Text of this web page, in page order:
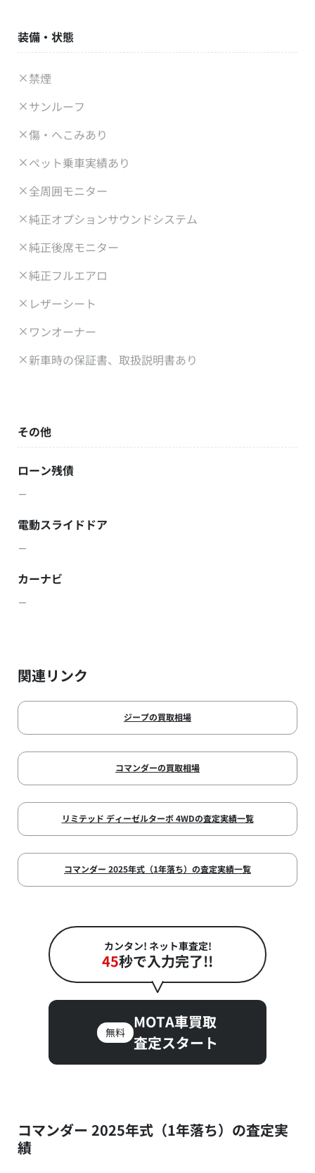
装備・状態
禁煙
サンルーフ
傷・へこみあり
ペット乗車実績あり
全周囲モニター
純正オプションサウンドシステム
純正後席モニター
純正フルエアロ
レザーシート
ワンオーナー
新車時の保証書、取扱説明書あり
その他
ローン残債
－
電動スライドドア
－
カーナビ
－
関連リンク
ジープの買取相場
コマンダーの買取相場
リミテッド ディーゼルターボ 4WDの査定実績一覧
コマンダー 2025年式（1年落ち）の査定実績一覧
カンタン! ネット車査定!
45秒で入力完了!!
無料
MOTA車買取
査定スタート
コマンダー 2025年式（1年落ち）の査定実
績